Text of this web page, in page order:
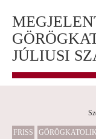
JÚLIUSI
FRISS